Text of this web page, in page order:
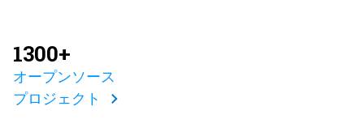
1300+
オープンソース
プロジェクト